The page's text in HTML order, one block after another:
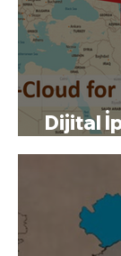
Dijital